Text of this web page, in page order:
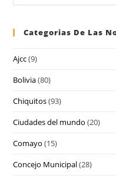
Categorias De Las
Ajcc(9)
Bolivia(80)
Chiquitos(93)
Ciudades del mundo (20)
Comayo (15)
Concejo Municipal(28)